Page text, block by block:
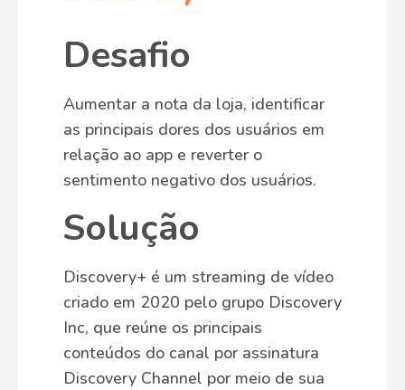
Desafio
Aumentar a nota da loja, identificar
as principais dores dos usuários em
relação ao app e reverter o
sentimento negativo dos usuários.
Solução
Discovery+ é um streaming de vídeo
criado em 2020 pelo grupo Discovery
Inc, que reúne os principais
conteúdos do canal por assinatura
Discovery Channel por meio de sua